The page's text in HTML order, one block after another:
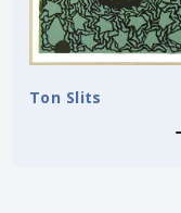
Ton Slits